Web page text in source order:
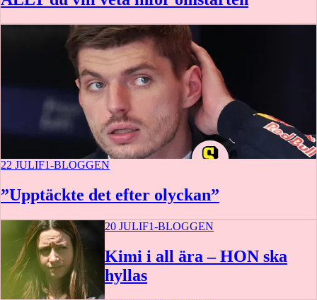
22 JULIF1-BLOGGEN
”Upptäckte det efter olyckan”
20 JULIF1-BLOGGEN
Kimi i all ära – HON ska
hyllas